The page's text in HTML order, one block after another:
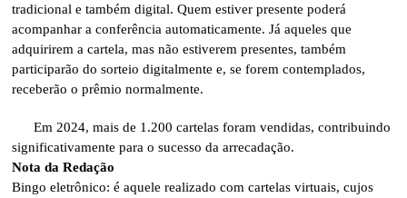
tradicional e também digital. Quem estiver presente poderá
acompanhar a conferência automaticamente. Já aqueles que
adquirirem a cartela, mas não estiverem presentes, também
participarão do sorteio digitalmente e, se forem contemplados,
receberão o prêmio normalmente.
Em 2024, mais de 1.200 cartelas foram vendidas, contribuindo
significativamente para o sucesso da arrecadação.
Nota da Redação
Bingo eletrônico: é aquele realizado com cartelas virtuais, cujos